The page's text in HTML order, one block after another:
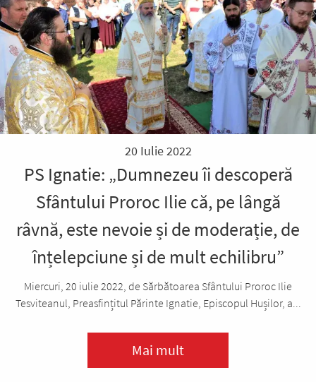
20 Iulie 2022
PS Ignatie: „Dumnezeu îi descoperă
Sfântului Proroc Ilie că, pe lângă
râvnă, este nevoie și de moderație, de
înțelepciune și de mult echilibru”
Miercuri, 20 iulie 2022, de Sărbătoarea Sfântului Proroc Ilie
Tesviteanul, Preasfințitul Părinte Ignatie, Episcopul Hușilor, a...
Mai mult